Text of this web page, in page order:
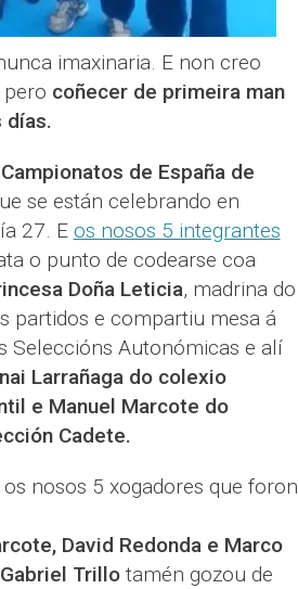
imaxinaria. E non creo
coñecer de primeira man
días.
Campionatos de España de
se están celebrando en
27. E os nosos 5 integrantes
o punto de codearse coa
Doña Leticia, madrina do
partidos e compartiu mesa á
Seleccións Autonómicas e alí
Larrañaga do colexio
e Manuel Marcote do
Cadete.
nosos 5 xogadores que foron
David Redonda e Marco
Gabriel Trillotamén gozou de